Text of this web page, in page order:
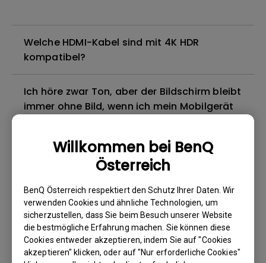
Willkommen bei BenQ
Österreich
BenQ Österreich respektiert den Schutz Ihrer Daten. Wir
verwenden Cookies und ähnliche Technologien, um
sicherzustellen, dass Sie beim Besuch unserer Website
die bestmögliche Erfahrung machen. Sie können diese
Cookies entweder akzeptieren, indem Sie auf "Cookies
akzeptieren" klicken, oder auf "Nur erforderliche Cookies"
Welche HDMI-Kabel sind mit 4K HDR
kompatibel?
Ich höre zwar Ton, aber der Bildschirm bleibt
immer ohne Bild, wenn ich mein Mobilgerät
von Netflix, Disney+, Hulu und anderen zu
streamen. Wie kann ich das beheben?
Gibt es einen Projektor, der das Abspielen
von Blu-ray 3D-Filmen mit einer passiven
polarisierten Brille unterstützt, wie bei
meinem Fernseher?